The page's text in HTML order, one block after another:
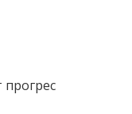
прогрес